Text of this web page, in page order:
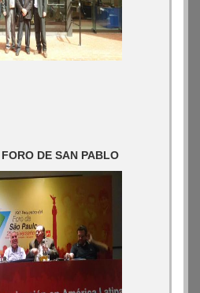
DE SAN PABLO